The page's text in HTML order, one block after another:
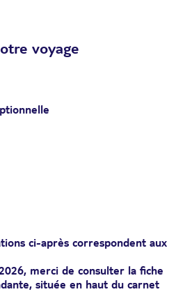
voyage
ci-après correspondent aux
merci de consulter la fiche
située en haut du carnet